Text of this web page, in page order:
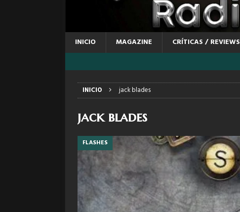
INICIO MAGAZINE CRÍTICAS / REVIEWS
INICIO jack blades
jack blades
FLASHES